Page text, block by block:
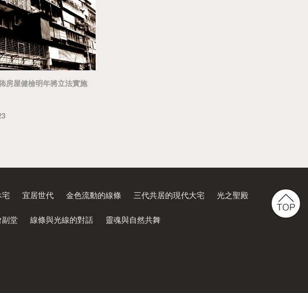
房屋健檢明年將立法實施
宅 宜居世代 金色流動的線條 三代共居的現代大宅 光之聖殿
副堂 線條與光線的對話 靈魂與自然共舞